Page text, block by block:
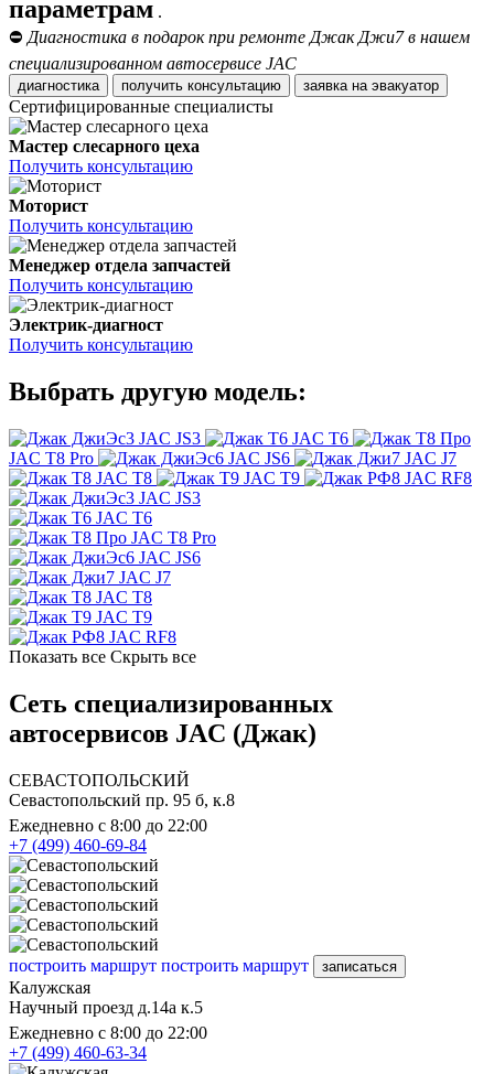
параметрам .
⛔ Диагностика в подарок при ремонте Джак Джи7 в нашем
специализированном автосервисе JAC
диагностика получить консультацию заявка на эвакуатор
Сертифицированные специалисты
Мастер слесарного цеха
Получить консультацию
Моторист
Получить консультацию
Менеджер отдела запчастей
Получить консультацию
Электрик-диагност
Получить консультацию
Выбрать другую модель:
JAC JS3
JAC T6
JAC T8 Pro
JAC JS6
JAC J7
JAC T8
JAC T9
JAC RF8
JAC JS3
JAC T6
JAC T8 Pro
JAC JS6
JAC J7
JAC T8
JAC T9
JAC RF8
Показать все Скрыть все
Сеть специализированных
автосервисов JAC (Джак)
СЕВАСТОПОЛЬСКИЙ
Севастопольский пр. 95 б, к.8
Ежедневно с 8:00 до 22:00
+7 (499) 460-69-84
построить маршрут построить маршрут записаться
Калужская
Научный проезд д.14а к.5
Ежедневно с 8:00 до 22:00
+7 (499) 460-63-34